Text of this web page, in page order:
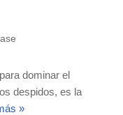
dominar el
despidos, es la
»